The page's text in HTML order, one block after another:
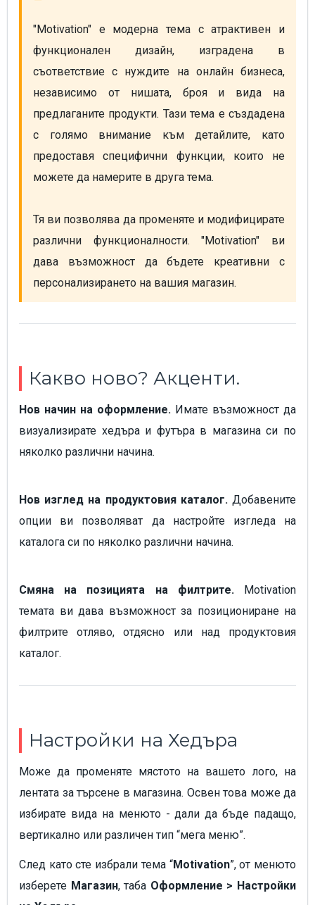
"Motivation" е модерна тема с атрактивен и
функционален дизайн, изградена в
съответствие с нуждите на онлайн бизнеса,
независимо от нишата, броя и вида на
предлаганите продукти. Тази тема е създадена
с голямо внимание към детайлите, като
предоставя специфични функции, които не
можете да намерите в друга тема.
Тя ви позволява да променяте и модифицирате
различни функционалности. "Motivation" ви
дава възможност да бъдете креативни с
персонализирането на вашия магазин.
Какво ново? Акценти.
Нов начин на оформление. Имате възможност да
визуализирате хедъра и футъра в магазина си по
няколко различни начина.
Нов изглед на продуктовия каталог. Добавените
опции ви позволяват да настройте изгледа на
каталога си по няколко различни начина.
Смяна на позицията на филтрите. Motivation
темата ви дава възможност за позициониране на
филтрите отляво, отдясно или над продуктовия
каталог.
Настройки на Хедъра
Може да променяте мястото на вашето лого, на
лентата за търсене в магазина. Освен това може да
избирате вида на менюто - дали да бъде падащо,
вертикално или различен тип “мега меню”.
След като сте избрали тема “Motivation”, от менюто
изберете Магазин, таба Оформление > Настройки